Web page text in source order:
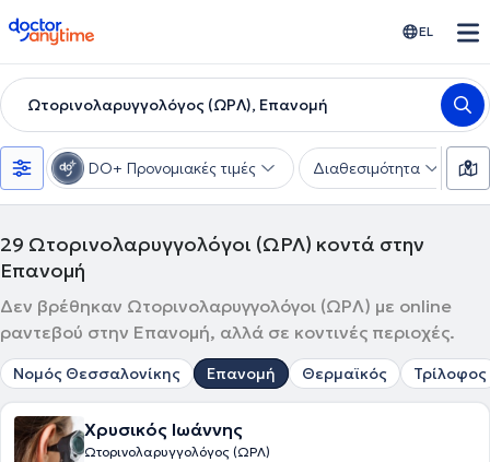
doctoranytime EL
Ωτορινολαρυγγολόγος (ΩΡΛ), Επανομή
DO+ Προνομιακές τιμές Διαθεσιμότητα
29 Ωτορινολαρυγγολόγοι (ΩΡΛ) κοντά στην
Επανομή
Δεν βρέθηκαν Ωτορινολαρυγγολόγοι (ΩΡΛ) με online
ραντεβού στην Επανομή, αλλά σε κοντινές περιοχές.
Νομός Θεσσαλονίκης Επανομή Θερμαϊκός Τρίλοφος
Χρυσικός Ιωάννης
Ωτορινολαρυγγολόγος (ΩΡΛ)